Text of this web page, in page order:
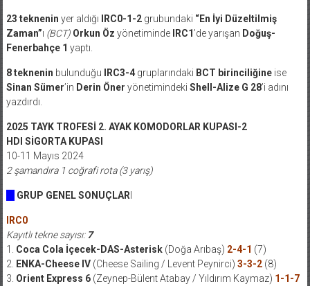
23 teknenin yer aldığı IRC0-1-2grubundaki “En İyi Düzeltilmiş
Zaman”ı (BCT) Orkun Öz yönetiminde IRC1’de yarışan Doğuş-
Fenerbahçe 1 yaptı.
8 teknenin bulunduğu IRC3-4gruplarındaki BCT birinciliğineise
Sinan Sümer’in Derin Öner yönetimindeki Shell-Alize G 28’i adını
yazdırdı.
2025 TAYK TROFESİ 2. AYAK KOMODORLAR KUPASI-2
HDI SİGORTA KUPASI
10-11 Mayıs 2024
2 şamandıra 1 coğrafi rota (3 yarış)
GRUP GENEL SONUÇLAR
IRC0
Kayıtlı tekne sayısı: 7
1. Coca Cola İçecek-DAS-Asterisk(Doğa Arıbaş) 2-4-1 (7)
2.
ENKA-Cheese IV(Cheese Sailing / Levent Peynirci) 3-3-2(8)
3. Orient Express 6(Zeynep-Bülent Atabay / Yıldırım Kaymaz) 1-1-7